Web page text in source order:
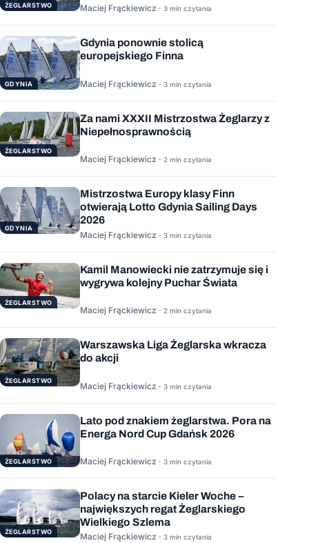
ŻEGLARSTWO Maciej Frąckiewicz · 3 min czytania
GDYNIA
Gdynia ponownie stolicą
europejskiego Finna
Maciej Frąckiewicz · 3 min czytania
ŻEGLARSTWO
Za nami XXXII Mistrzostwa Żeglarzy z
Niepełnosprawnością
Maciej Frąckiewicz · 2 min czytania
GDYNIA
Mistrzostwa Europy klasy Finn
otwierają Lotto Gdynia Sailing Days
2026
Maciej Frąckiewicz · 3 min czytania
ŻEGLARSTWO
Kamil Manowiecki nie zatrzymuje się i
wygrywa kolejny Puchar Świata
Maciej Frąckiewicz · 2 min czytania
ŻEGLARSTWO
Warszawska Liga Żeglarska wkracza
do akcji
Maciej Frąckiewicz · 3 min czytania
ŻEGLARSTWO
Lato pod znakiem żeglarstwa. Pora na
Energa Nord Cup Gdańsk 2026
Maciej Frąckiewicz · 3 min czytania
ŻEGLARSTWO
Polacy na starcie Kieler Woche –
największych regat Żeglarskiego
Wielkiego Szlema
Maciej Frąckiewicz · 3 min czytania